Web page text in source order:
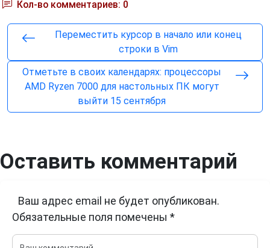
Кол-во комментариев: 0
Переместить курсор в начало или конец
строки в Vim
Отметьте в своих календарях: процессоры
AMD Ryzen 7000 для настольных ПК могут
выйти 15 сентября
Оставить комментарий
Ваш адрес email не будет опубликован.
Обязательные поля помечены *